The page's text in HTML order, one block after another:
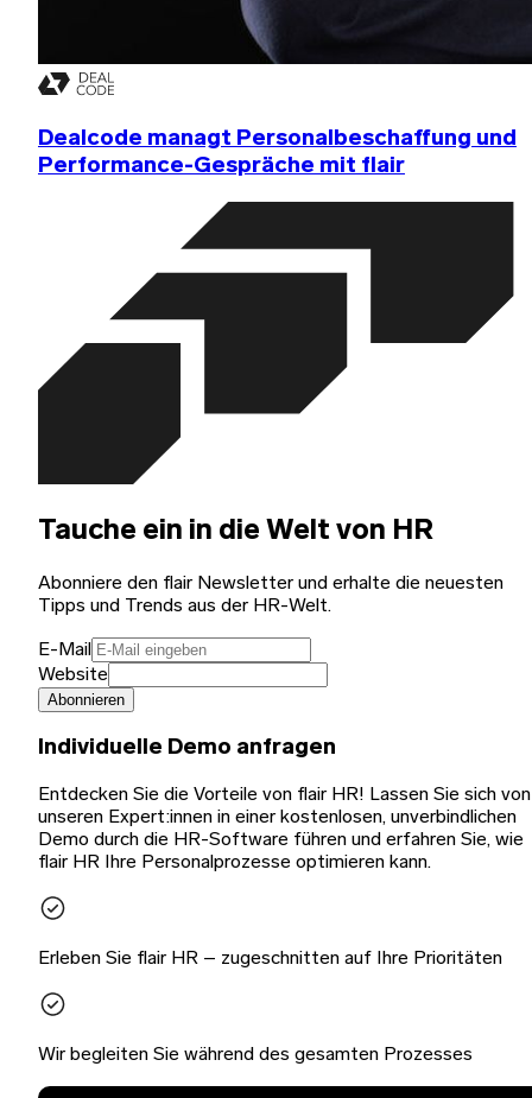
Dealcode managt Personalbeschaffung und
Performance-Gespräche mit flair
Tauche ein in die Welt von HR
Abonniere den flair Newsletter und erhalte die neuesten
Tipps und Trends aus der HR-Welt.
E-Mail
Website
Abonnieren
Individuelle Demo anfragen
Entdecken Sie die Vorteile von flair HR! Lassen Sie sich von
unseren Expert:innen in einer kostenlosen, unverbindlichen
Demo durch die HR-Software führen und erfahren Sie, wie
flair HR Ihre Personalprozesse optimieren kann.
Erleben Sie flair HR – zugeschnitten auf Ihre Prioritäten
Wir begleiten Sie während des gesamten Prozesses